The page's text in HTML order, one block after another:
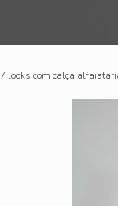
7 looks com calça